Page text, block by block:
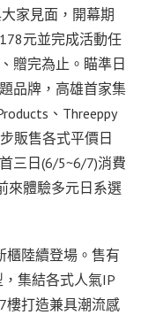
家見面，開幕期
元並完成活動任
贈完為止。瞄準日
品牌，高雄首家集
、Threeppy
販售各式平價日
三日(6/5~6/7)消費
來體驗多元日系選
櫃陸續登場。售有
集結各式人氣IP
樓打造兼具潮流感